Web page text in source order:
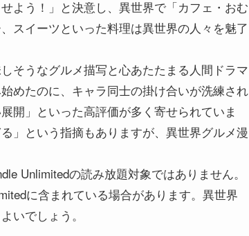
よう！」と決意し、異世界で「カフェ・おむ
スイーツといった料理は異世界の人々を魅了
そうなグルメ描写と心あたたまる人間ドラマ
めたのに、キャラ同士の掛け合いが洗練され
開」といった高評価が多く寄せられていま
」という指摘もありますが、異世界グルメ漫
Unlimitedの読み放題対象ではありません。
に含まれている場合があります。異世界
いでしょう。